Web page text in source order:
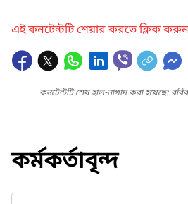
এই কনটেন্টটি শেয়ার করতে ক্লিক করুন
কনটেন্টটি শেষ হাল-নাগাদ করা হয়েছে:
কর্মকর্তাবৃন্দ